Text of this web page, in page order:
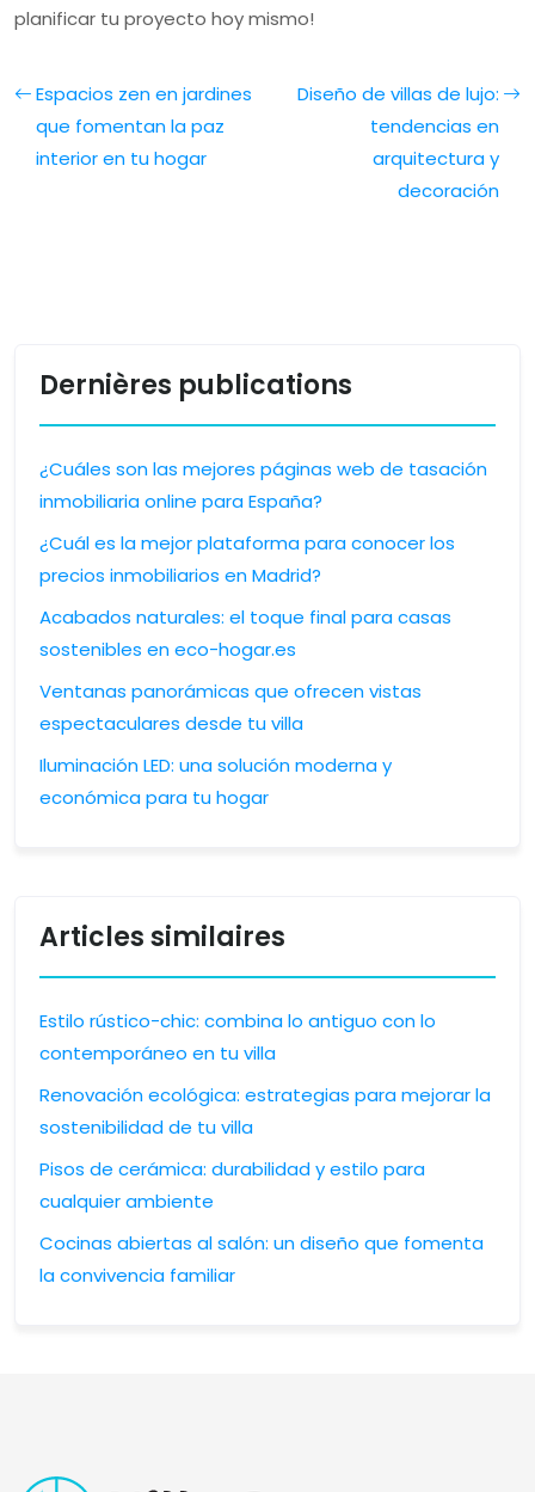
planificar tu proyecto hoy mismo!
Espacios zen en jardines
que fomentan la paz
interior en tu hogar
Diseño de villas de lujo:
tendencias en
arquitectura y
decoración
Dernières publications
¿Cuáles son las mejores páginas web de tasación
inmobiliaria online para España?
¿Cuál es la mejor plataforma para conocer los
precios inmobiliarios en Madrid?
Acabados naturales: el toque final para casas
sostenibles en eco-hogar.es
Ventanas panorámicas que ofrecen vistas
espectaculares desde tu villa
Iluminación LED: una solución moderna y
económica para tu hogar
Articles similaires
Estilo rústico-chic: combina lo antiguo con lo
contemporáneo en tu villa
Renovación ecológica: estrategias para mejorar la
sostenibilidad de tu villa
Pisos de cerámica: durabilidad y estilo para
cualquier ambiente
Cocinas abiertas al salón: un diseño que fomenta
la convivencia familiar